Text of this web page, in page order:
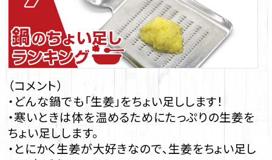
（コメント）
・どんな鍋でも「生姜」をちょい足しします！
・寒いときは体を温めるためにたっぷりの生姜を
ちょい足しします。
・とにかく生姜が大好きなので、生姜をちょい足し